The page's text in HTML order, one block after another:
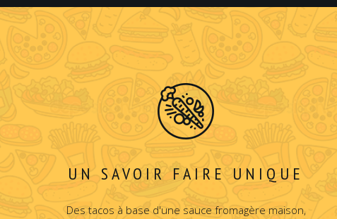
UN SAVOIR FAIRE UNIQUE
Des tacos à base d'une sauce fromagère maison,